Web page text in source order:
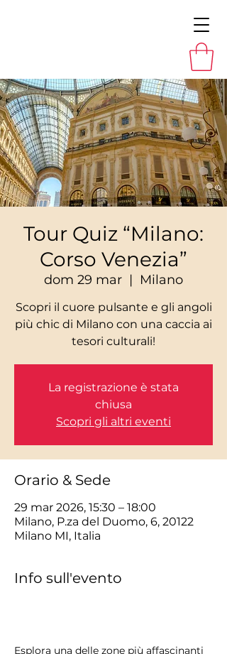
Tour Quiz “Milano:
Corso Venezia”
dom 29 mar
  |
Milano
Scopri il cuore pulsante e gli angoli
più chic di Milano con una caccia ai
La registrazione è stata
chiusa
Scopri gli altri eventi
Orario & Sede
29 mar 2026, 15:30 – 18:00
Milano, P.za del Duomo, 6, 20122
Milano MI, Italia
Info sull'evento
Esplora una delle zone più affascinanti